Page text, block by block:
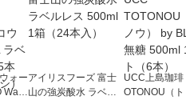
ォー
Wate
アイリスフーズ 富士
山の強炭酸水 ラベル
UCC上島珈琲
OTONOU（